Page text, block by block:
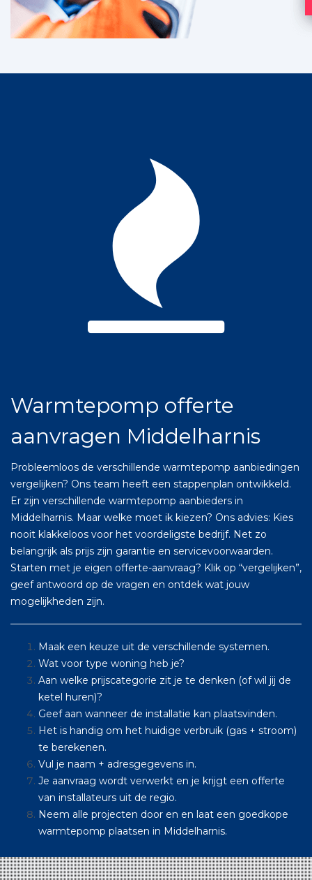
Warmtepomp offerte
aanvragen Middelharnis
Probleemloos de verschillende warmtepomp aanbiedingen
vergelijken? Ons team heeft een stappenplan ontwikkeld.
Er zijn verschillende warmtepomp aanbieders in
Middelharnis. Maar welke moet ik kiezen? Ons advies: Kies
nooit klakkeloos voor het voordeligste bedrijf. Net zo
belangrijk als prijs zijn garantie en servicevoorwaarden.
Starten met je eigen offerte-aanvraag? Klik op “vergelijken”,
geef antwoord op de vragen en ontdek wat jouw
mogelijkheden zijn.
Maak een keuze uit de verschillende systemen.
Wat voor type woning heb je?
Aan welke prijscategorie zit je te denken (of wil jij de
ketel huren)?
Geef aan wanneer de installatie kan plaatsvinden.
Het is handig om het huidige verbruik (gas + stroom)
te berekenen.
Vul je naam + adresgegevens in.
Je aanvraag wordt verwerkt en je krijgt een offerte
van installateurs uit de regio.
Neem alle projecten door en en laat een goedkope
warmtepomp plaatsen in Middelharnis.